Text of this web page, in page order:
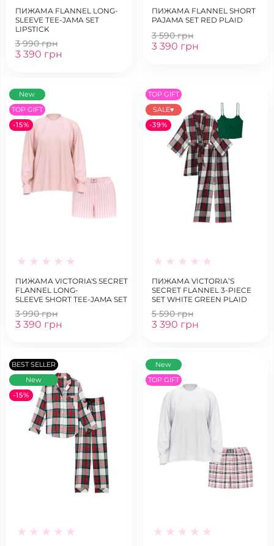
ПИЖАМА FLANNEL LONG-
SLEEVE TEE-JAMA SET
LIPSTICK
3 990 грн
3 390 грн
ПИЖАМА FLANNEL SHORT
PAJAMA SET RED PLAID
3 590 грн
3 390 грн
New
TOP GIFT
-15%
ПИЖАМА VICTORIA'S SECRET
FLANNEL LONG-
SLEEVE SHORT TEE-JAMA SET
PRETTY BLOSSOM STRIPES
3 990 грн
3 390 грн
TOP GIFT
SALE♥
-39%
ПИЖАМА VICTORIA’S
SECRET FLANNEL 3-PIECE
SET WHITE GREEN PLAID
5 590 грн
3 390 грн
BEST SELLER
New
-15%
New
TOP GIFT